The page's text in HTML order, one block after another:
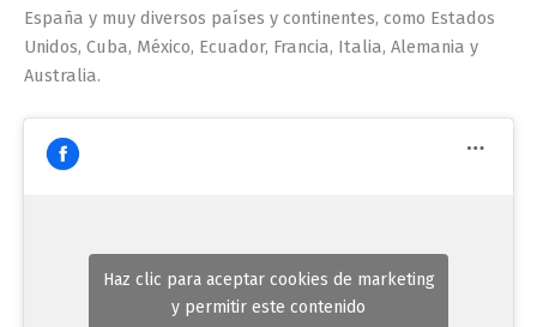
España y muy diversos países y continentes, como Estados
Unidos, Cuba, México, Ecuador, Francia, Italia, Alemania y
Australia.
Haz clic para aceptar cookies de marketing
y permitir este contenido